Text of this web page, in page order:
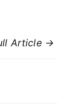
Article →